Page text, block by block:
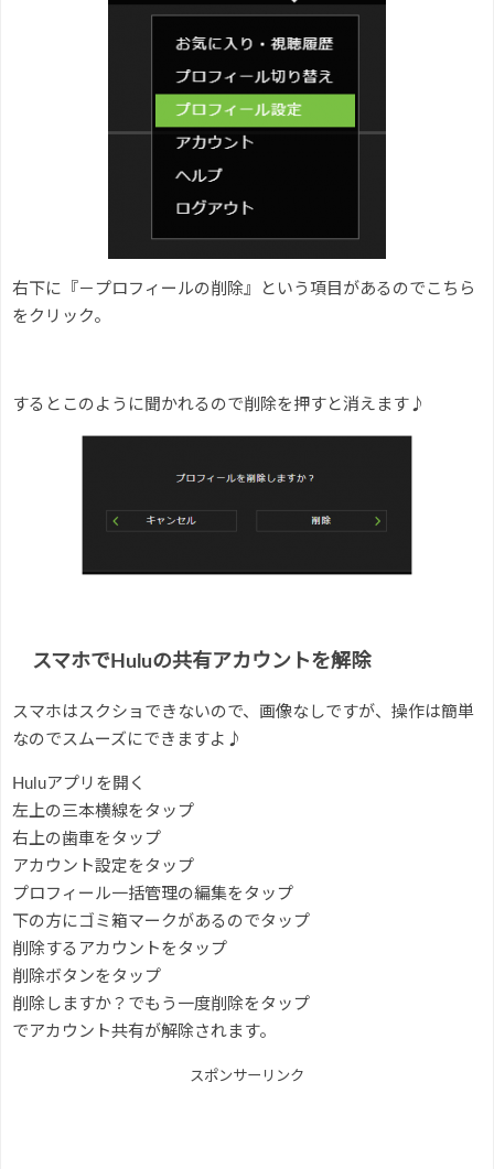
右下に『－プロフィールの削除』という項目があるのでこちら
をクリック。
するとこのように聞かれるので削除を押すと消えます♪
スマホでHuluの共有アカウントを解除
スマホはスクショできないので、画像なしですが、操作は簡単
なのでスムーズにできますよ♪
Huluアプリを開く
左上の三本横線をタップ
右上の歯車をタップ
アカウント設定をタップ
プロフィール一括管理の編集をタップ
下の方にゴミ箱マークがあるのでタップ
削除するアカウントをタップ
削除ボタンをタップ
削除しますか？でもう一度削除をタップ
でアカウント共有が解除されます。
スポンサーリンク